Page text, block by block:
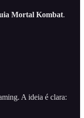
Mortal Kombat.
A ideia é clara: